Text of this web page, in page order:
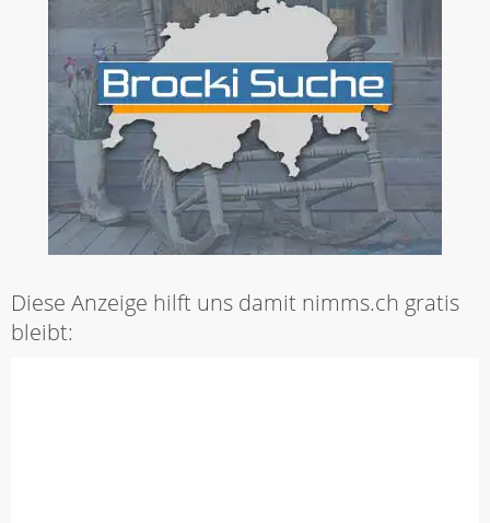
Diese Anzeige hilft uns damit nimms.ch gratis
bleibt: